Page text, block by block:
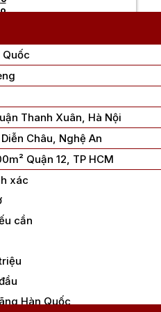
Quốc
Thanh Xuân, Hà Nội
Châu, Nghệ An
Quận 12, TP HCM
xác
cần
Hàn Quốc